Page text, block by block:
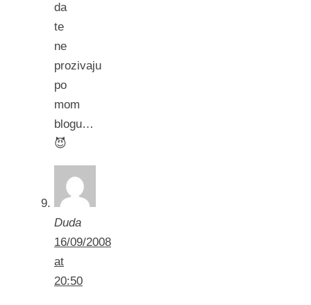
da
te
ne
prozivaju
po
mom
blogu…
😈
Duda
16/09/2008
at
20:50